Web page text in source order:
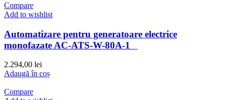
Compare
Add to wishlist
Automatizare pentru generatoare electrice
monofazate AC-ATS-W-80A-1
2.294,00 lei
Adaugă în coș
Compare